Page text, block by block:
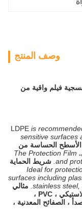
وصف المنتج
فيلم واقية من
is
sensitive
الحساسة من
The Protection Film
and
شريط الحماية
Ideal for
surfaces including
stainless
مثالي
لحماية العديد من الأسطح بما في ذلك السور البلاستيكي ، PVC ،
، الصفائح المعدنية ،